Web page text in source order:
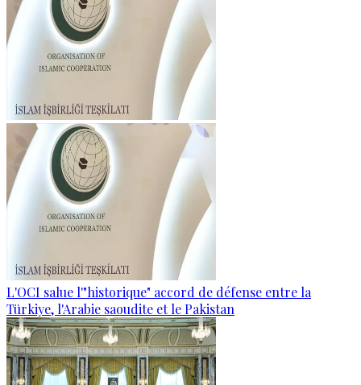
L'OCI salue l'"historique" accord de défense entre la
Türkiye, l'Arabie saoudite et le Pakistan